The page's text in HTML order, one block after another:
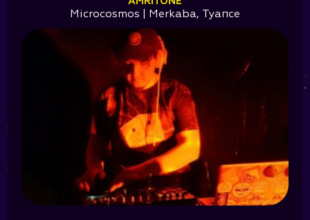
Microcosmos | Merkaba, Туапсе